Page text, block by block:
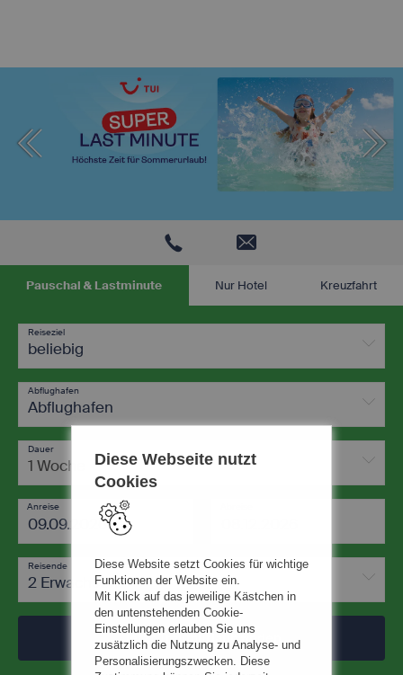
Pauschal & Lastminute Nur Hotel Kreuzfahrt
Reiseziel
beliebig
Abflughafen
Abflughafen
Dauer
1 Woche
Anreise
Reisende
2 Erwachsene
Jetzt Traumurlaub finden
Diese Webseite nutzt
Cookies
Diese Website setzt Cookies für wichtige
Funktionen der Website ein.
Mit Klick auf das jeweilige Kästchen in
den untenstehenden Cookie-
Einstellungen erlauben Sie uns
zusätzlich die Nutzung zu Analyse- und
Personalisierungszwecken. Diese